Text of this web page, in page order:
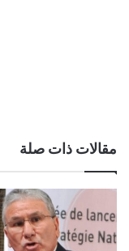
مقالات ذات صلة